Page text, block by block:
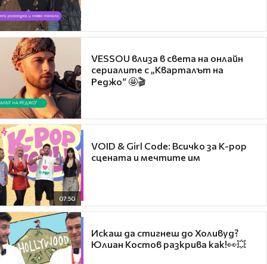
VESSOU влиза в света на онлайн
сериалите с „Кварталът на
Реджо“ 🤩🎬
07:50
VOID & Girl Code: Всичко за K-pop
сцената и мечтите им
Искаш да стигнеш до Холивуд?
Юлиан Костов разкрива как!👀💥